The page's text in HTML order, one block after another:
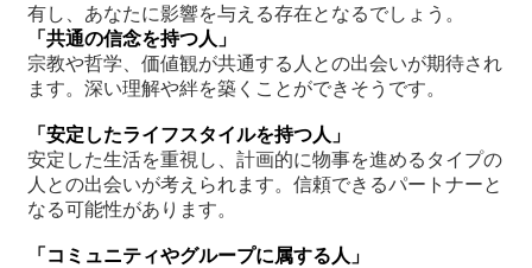
有し、あなたに影響を与える存在となるでしょう。
「共通の信念を持つ人」
宗教や哲学、価値観が共通する人との出会いが期待され
ます。深い理解や絆を築くことができそうです。
「安定したライフスタイルを持つ人」
安定した生活を重視し、計画的に物事を進めるタイプの
人との出会いが考えられます。信頼できるパートナーと
なる可能性があります。
「コミュニティやグループに属する人」